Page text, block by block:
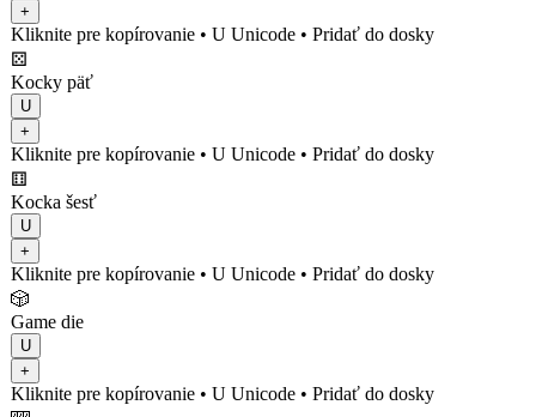
+
Kliknite pre kopírovanie • U Unicode • Pridať do dosky
⚄
Kocky päť
U
+
Kliknite pre kopírovanie • U Unicode • Pridať do dosky
⚅
Kocka šesť
U
+
Kliknite pre kopírovanie • U Unicode • Pridať do dosky
🎲
Game die
U
+
Kliknite pre kopírovanie • U Unicode • Pridať do dosky